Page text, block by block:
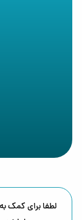
طراحی
پرکاربردترین
مجموعه‌های
طراحی
معرفی
معرفی کامل
لطفا برای کمک